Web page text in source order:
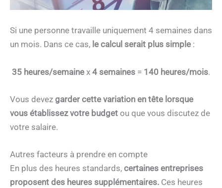
Si une personne travaille uniquement 4 semaines dans
un mois. Dans ce cas, le calcul serait plus simple :
35 heures/semaine x 4 semaines = 140 heures/mois.
Vous devez garder cette variation en tête lorsque
vous établissez votre budget ou que vous discutez de
votre salaire.
Autres facteurs à prendre en compte
En plus des heures standards, certaines entreprises
proposent des heures supplémentaires. Ces heures